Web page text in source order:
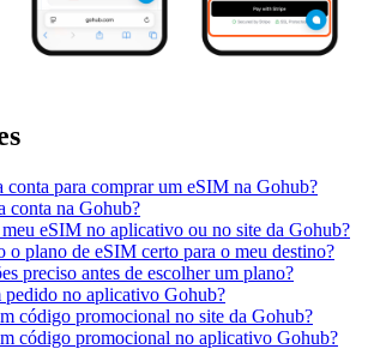
conta para comprar um eSIM na Gohub?
conta na Gohub?
eSIM no aplicativo ou no site da Gohub?
o plano de eSIM certo para o meu destino?
preciso antes de escolher um plano?
pedido no aplicativo Gohub?
código promocional no site da Gohub?
código promocional no aplicativo Gohub?